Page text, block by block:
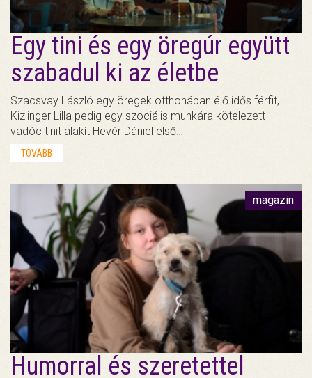
Egy tini és egy öregúr együtt
szabadul ki az életbe
Szacsvay László egy öregek otthonában élő idős férfit,
Kizlinger Lilla pedig egy szociális munkára kötelezett
vadóc tinit alakít Hevér Dániel első…
TOVÁBB
magazin
Humorral és szeretettel